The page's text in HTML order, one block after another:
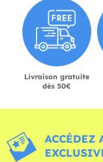
Livraison gratuite
dès 50€
ACCÉDEZ